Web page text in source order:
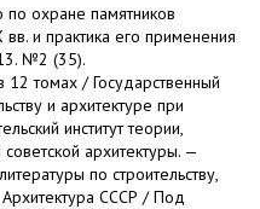
по охране памятников
и практика его применения
№2 (35).
12 томах / Государственный
и архитектуре при
институт теории,
архитектуры. —
по строительству,
СССР / Под